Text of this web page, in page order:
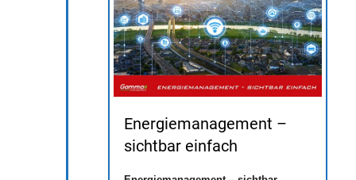
Energiemanagement –
sichtbar einfach